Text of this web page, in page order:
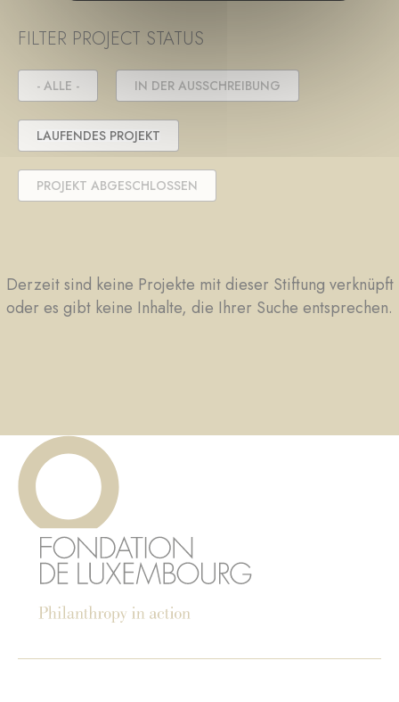
FILTER PROJECT STATUS
- ALLE - IN DER AUSSCHREIBUNG
LAUFENDES PROJEKT
PROJEKT ABGESCHLOSSEN
Derzeit sind keine Projekte mit dieser Stiftung verknüpft
oder es gibt keine Inhalte, die Ihrer Suche entsprechen.